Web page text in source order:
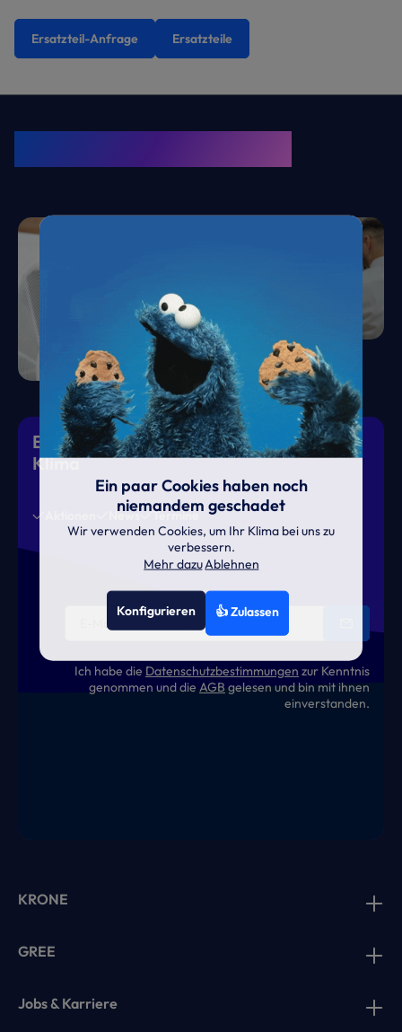
Ersatzteil-Anfrage Ersatzteile
Eiskalte Deals & heiße News für gutes
Klima
News Termine
Ich habe die Datenschutzbestimmungen zur Kenntnis
genommen und die AGB gelesen und bin mit ihnen
einverstanden.
KRONE
GREE
Jobs & Karriere
Ein paar Cookies haben noch
niemandem geschadet
Wir verwenden Cookies, um Ihr Klima bei uns zu
verbessern.
Mehr dazuAblehnen
Konfigurieren 👍 Zulassen